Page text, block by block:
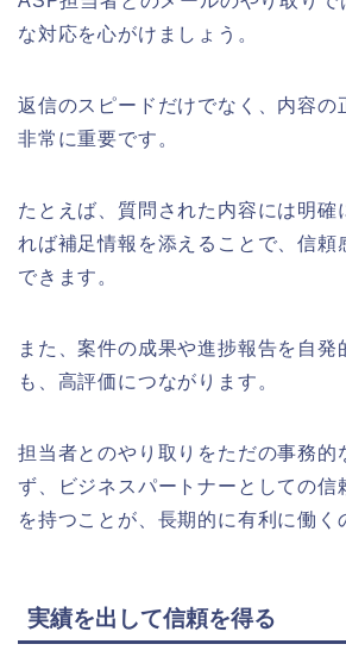
な対応を心がけましょう。
返信のスピードだけでなく、内容の
非常に重要です。
たとえば、質問された内容には明確
れば補足情報を添えることで、信頼
できます。
また、案件の成果や進捗報告を自発
も、高評価につながります。
担当者とのやり取りをただの事務的
ず、ビジネスパートナーとしての信
を持つことが、長期的に有利に働く
実績を出して信頼を得る